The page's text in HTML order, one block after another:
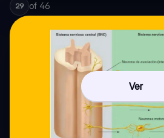
29 of 46
Ver